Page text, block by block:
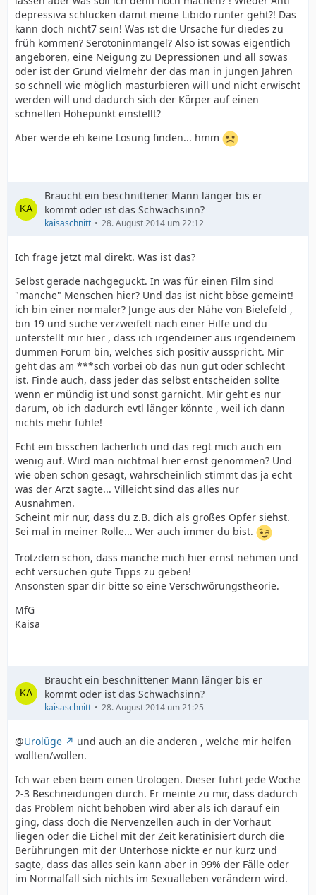
depressiva schlucken damit meine Libido runter geht?! Das
kann doch nicht7 sein! Was ist die Ursache für diedes zu
früh kommen? Serotoninmangel? Also ist sowas eigentlich
angeboren, eine Neigung zu Depressionen und all sowas
oder ist der Grund vielmehr der das man in jungen Jahren
so schnell wie möglich masturbieren will und nicht erwischt
werden will und dadurch sich der Körper auf einen
schnellen Höhepunkt einstellt?
Aber werde eh keine Lösung finden... hmm
Braucht ein beschnittener Mann länger bis er
kommt oder ist das Schwachsinn?
kaisaschnitt 28. August 2014 um 22:12
Ich frage jetzt mal direkt. Was ist das?
Selbst gerade nachgeguckt. In was für einen Film sind
"manche" Menschen hier? Und das ist nicht böse gemeint!
ich bin einer normaler? Junge aus der Nähe von Bielefeld ,
bin 19 und suche verzweifelt nach einer Hilfe und du
unterstellt mir hier , dass ich irgendeiner aus irgendeinem
dummen Forum bin, welches sich positiv ausspricht. Mir
geht das am ***sch vorbei ob das nun gut oder schlecht
ist. Finde auch, dass jeder das selbst entscheiden sollte
wenn er mündig ist und sonst garnicht. Mir geht es nur
darum, ob ich dadurch evtl länger könnte , weil ich dann
nichts mehr fühle!
Echt ein bisschen lächerlich und das regt mich auch ein
wenig auf. Wird man nichtmal hier ernst genommen? Und
wie oben schon gesagt, wahrscheinlich stimmt das ja echt
was der Arzt sagte... Villeicht sind das alles nur
Ausnahmen.
Scheint mir nur, dass du z.B. dich als großes Opfer siehst.
Sei mal in meiner Rolle... Wer auch immer du bist.
Trotzdem schön, dass manche mich hier ernst nehmen und
echt versuchen gute Tipps zu geben!
Ansonsten spar dir bitte so eine Verschwörungstheorie.
MfG
Kaisa
Braucht ein beschnittener Mann länger bis er
kommt oder ist das Schwachsinn?
kaisaschnitt 28. August 2014 um 21:25
@Urolüge
und auch an die anderen , welche mir helfen
wollten/wollen.
Ich war eben beim einen Urologen. Dieser führt jede Woche
2-3 Beschneidungen durch. Er meinte zu mir, dass dadurch
das Problem nicht behoben wird aber als ich darauf ein
ging, dass doch die Nervenzellen auch in der Vorhaut
liegen oder die Eichel mit der Zeit keratinisiert durch die
Berührungen mit der Unterhose nickte er nur kurz und
sagte, dass das alles sein kann aber in 99% der Fälle oder
im Normalfall sich nichts im Sexualleben verändern wird.